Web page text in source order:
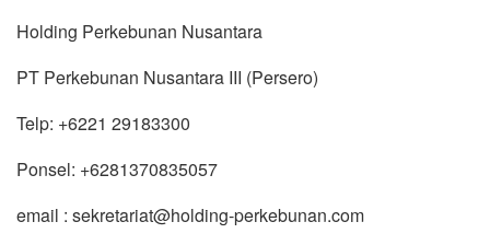
Holding Perkebunan Nusantara
PT Perkebunan Nusantara III (Persero)
Telp: +6221 29183300
Ponsel: +6281370835057
email : sekretariat@holding-perkebunan.com